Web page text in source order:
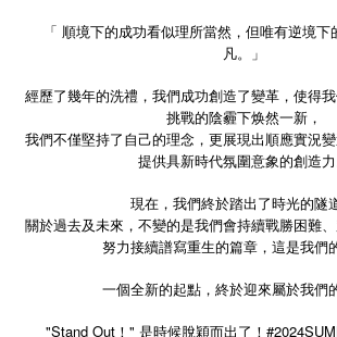
「 順境下的成功看似理所當然，但唯有逆境
凡。」
經歷了幾年的洗禮，我們成功創造了變革，使得
挑戰的陰霾下焕然一新，
我們不僅堅持了自己的理念，更展現出順應實況
提供具新時代氛圍意象的創造力
現在，我們終於踏出了時光的隧
關於過去及未來，不變的是我們會持續戰勝困難
努力接續譜寫重生的篇章，這是我們
一個全新的起點，終於迎來屬於我們
"Stand Out！ " 是時候脫穎而出了！